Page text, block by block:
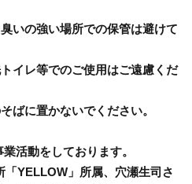
いの強い場所での保管は避けて
イレ等でのご使用はご遠慮くだ
ばに置かないでください。
活動をしております。
「YELLOW」所属、穴瀬生司さ